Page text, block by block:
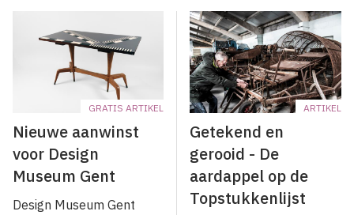
GRATIS ARTIKEL
Nieuwe aanwinst
voor Design
Museum Gent
Design Museum Gent
ARTIKEL
Getekend en
gerooid - De
aardappel op de
Topstukkenlijst